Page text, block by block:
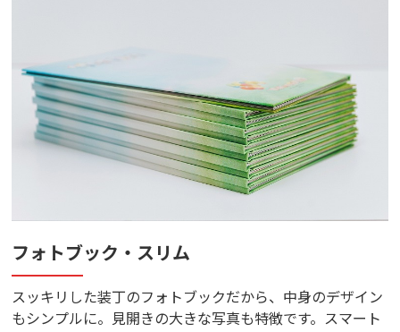
フォトブック・スリム
スッキリした装丁のフォトブックだから、中身のデザイン
もシンプルに。見開きの大きな写真も特徴です。スマート